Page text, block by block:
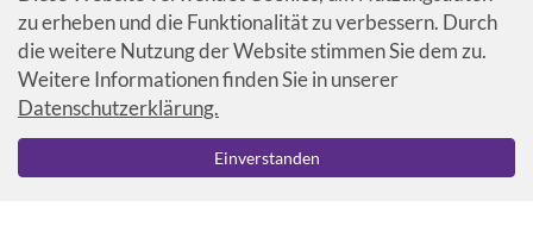
© Universität Basel / Biozentrum
zu erheben und die Funktionalität zu verbessern. Durch
die weitere Nutzung der Website stimmen Sie dem zu.
Weitere Informationen finden Sie in unserer
Datenschutzerklärung.
Einverstanden